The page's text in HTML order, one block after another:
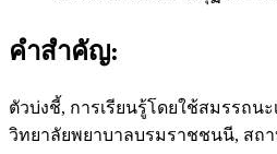
คำสำคัญ:
ตัวบ่งชี้, การเรียนรู้โดยใช้สมรรถน
วิทยาลัยพยาบาลบรมราชชนนี, สถ